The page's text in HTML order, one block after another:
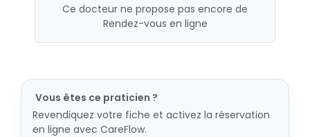
Ce docteur ne propose pas encore de
Rendez-vous en ligne
Vous êtes ce praticien ?
Revendiquez votre fiche et activez la réservation
en ligne avec CareFlow.